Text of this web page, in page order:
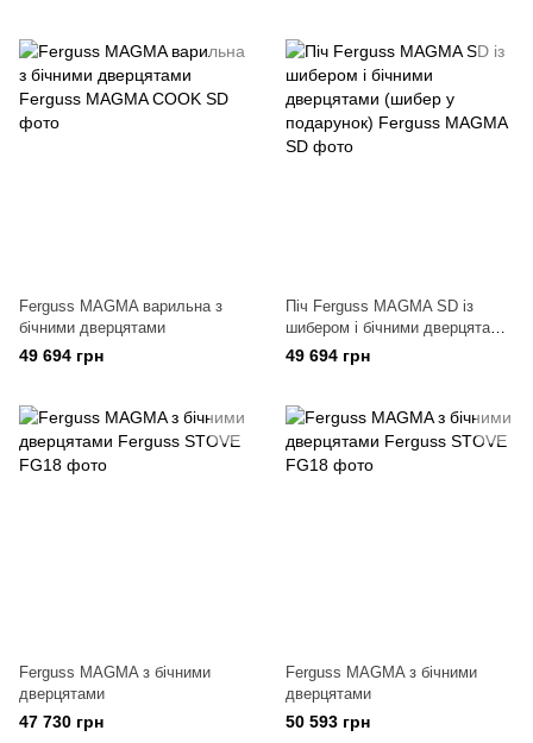
Ferguss MAGMA варильна з
бічними дверцятами
49 694 грн
Піч Ferguss MAGMA SD із
шибером і бічними дверцятами
(шибер у подарунок)
49 694 грн
Ferguss MAGMA з бічними
дверцятами
47 730 грн
Ferguss MAGMA з бічними
дверцятами
50 593 грн